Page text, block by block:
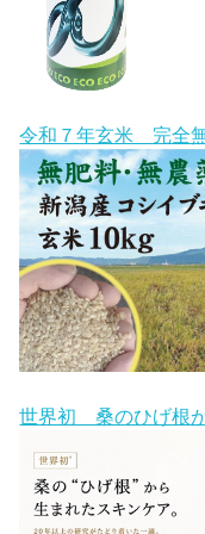
令和７年玄米 完全
世界初 桑のひげ根